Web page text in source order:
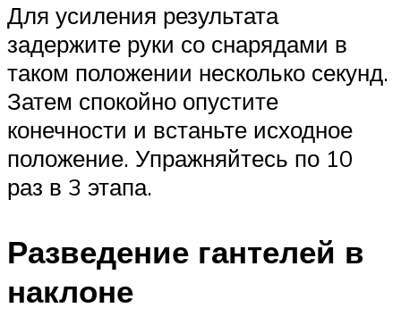
Для усиления результата
задержите руки со снарядами в
таком положении несколько секунд.
Затем спокойно опустите
конечности и встаньте исходное
положение. Упражняйтесь по 10
раз в 3 этапа.
Разведение гантелей в
наклоне